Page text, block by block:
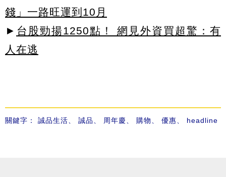
錢」一路旺運到10月
► 台股勁揚1250點！ 網見外資買超驚：有
人在逃
關鍵字： 誠品生活、 誠品、 周年慶、 購物、 優惠、 headline